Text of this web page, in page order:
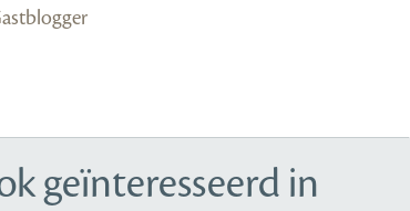
geïnteresseerd in